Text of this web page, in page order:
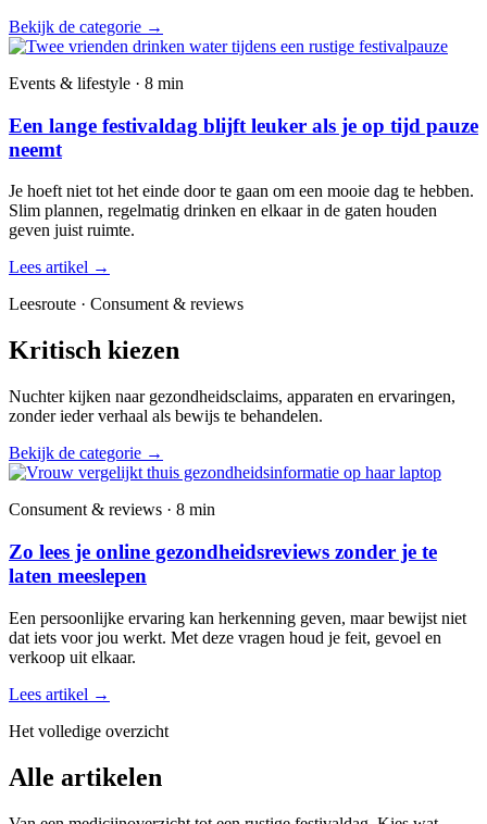
Bekijk de categorie →
Events & lifestyle · 8 min
Een lange festivaldag blijft leuker als je op tijd pauze
neemt
Je hoeft niet tot het einde door te gaan om een mooie dag te hebben.
Slim plannen, regelmatig drinken en elkaar in de gaten houden
geven juist ruimte.
Lees artikel →
Leesroute · Consument & reviews
Kritisch kiezen
Nuchter kijken naar gezondheidsclaims, apparaten en ervaringen,
zonder ieder verhaal als bewijs te behandelen.
Bekijk de categorie →
Consument & reviews · 8 min
Zo lees je online gezondheidsreviews zonder je te
laten meeslepen
Een persoonlijke ervaring kan herkenning geven, maar bewijst niet
dat iets voor jou werkt. Met deze vragen houd je feit, gevoel en
verkoop uit elkaar.
Lees artikel →
Het volledige overzicht
Alle artikelen